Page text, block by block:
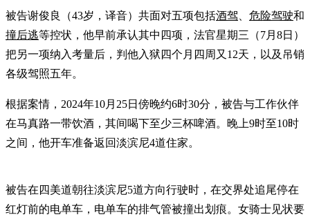
被告谢俊良（43岁，译音）共面对五项包括酒驾 危险驾驶和
撞后逃等控状，他早前承认其中四项，法官星期三（7月8日）
把另一项纳入考量后，判他入狱四个月四周又12天，以及吊销
各级驾照五年。
根据案情，2024年10月25日傍晚约6时30分，被告与工作伙伴
在马真路一带饮酒，其间喝下至少三杯啤酒。晚上9时至10时
之间，他开车准备返回淡滨尼4道住家。
被告在四美道朝往淡滨尼5道方向行驶时，在交界处追尾停在
红灯前的电单车，电单车的排气管被撞出划痕。女骑士见状要